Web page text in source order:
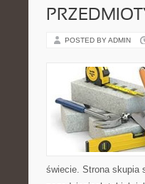
POSTED BY ADMIN
świecie. Strona skupia